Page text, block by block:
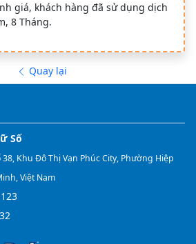
giá, khách hàng đã sử dụng dịch
8 Tháng.
Quay lại
Số
Khu Đô Thị Vạn Phúc City, Phường Hiệp
Việt Nam